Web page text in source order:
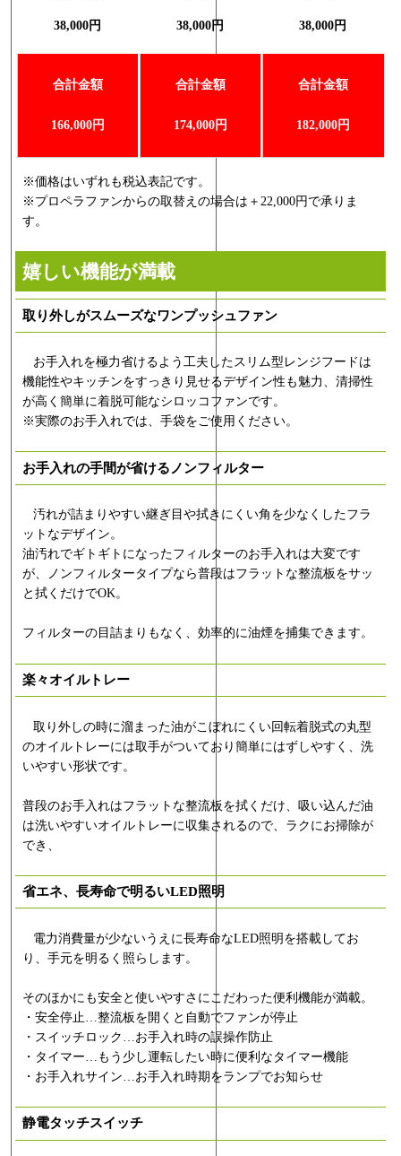
38,000円 38,000円 38,000円
合計金額
166,000円
合計金額
174,000円
合計金額
182,000 円
※価格はいずれも税込表記です。
※プロペラファンからの取替えの場合は＋22,000円で承りま
す。
嬉しい機能が満載
取り外しがスムーズなワンプッシュファン
お手入れを極力省けるよう工夫したスリム型レンジフードは
機能性やキッチンをすっきり見せるデザイン性も魅力、清掃性
が高く簡単に着脱可能なシロッコファンです。
※実際のお手入れでは、手袋をご使用ください。
お手入れの手間が省けるノンフィルター
汚れが詰まりやすい継ぎ目や拭きにくい角を少なくしたフラ
ットなデザイン。
油汚れでギトギトになったフィルターのお手入れは大変です
が、ノンフィルタータイプなら普段はフラットな整流板をサッ
と拭くだけでOK。
フィルターの目詰まりもなく、効率的に油煙を捕集できます。
楽々オイルトレー
取り外しの時に溜まった油がこぼれにくい回転着脱式の丸型
のオイルトレーには取手がついており簡単にはずしやすく、洗
いやすい形状です。
普段のお手入れはフラットな整流板を拭くだけ、吸い込んだ油
は洗いやすいオイルトレーに収集されるので、ラクにお掃除が
でき、
省エネ、長寿命で明るいLED照明
電力消費量が少ないうえに長寿命なLED照明を搭載してお
り、手元を明るく照らします。
そのほかにも安全と使いやすさにこだわった便利機能が満載。
・安全停止…整流板を開くと自動でファンが停止
・スイッチロック…お手入れ時の誤操作防止
・タイマー…もう少し運転したい時に便利なタイマー機能
・お手入れサイン…お手入れ時期をランプでお知らせ
静電タッチスイッチ